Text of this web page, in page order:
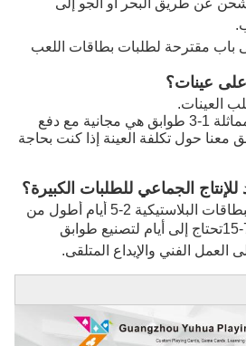
عن طريق البحر أو الجو إلى
باب مقترحة لطلبات بطاقات اللعب
العينات.
المصنع عينات المخزون مماثلة 1-3 طوابق هي مجانية مع دفع
حول تكلفة العينة إذا كنت بحاجة
ج: يستغرق وقت الدفع للبطاقات البلاستيكية 2-5 أيام أطول من
تحتاج إلى أيام لتصنيع طوابق
العمل الفني والإيداع المتلقى.